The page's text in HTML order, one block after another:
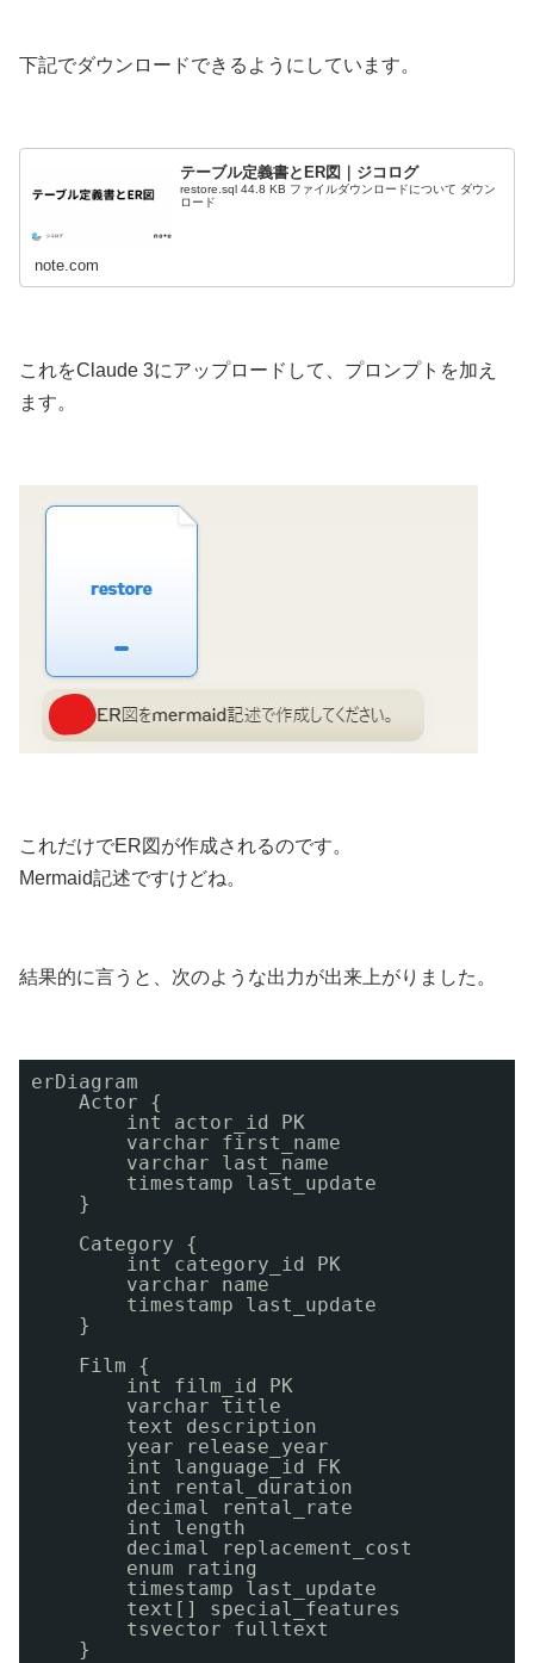
下記でダウンロードできるようにしています。
テーブル定義書とER図｜ジコログ
restore.sql 44.8 KB ファイルダウンロードについて ダウン
ロード
note.com
これをClaude 3にアップロードして、プロンプトを加え
ます。
これだけでER図が作成されるのです。
Mermaid記述ですけどね。
結果的に言うと、次のような出力が出来上がりました。
erDiagram
Actor {
int actor_id PK
varchar first_name
varchar last_name
timestamp last_update
}
Category {
int category_id PK
varchar name
timestamp last_update
}
Film {
int film_id PK
varchar title
text description
year release_year
int language_id FK
int rental_duration
decimal rental_rate
int length
decimal replacement_cost
enum rating
timestamp last_update
text[] special_features
tsvector fulltext
}